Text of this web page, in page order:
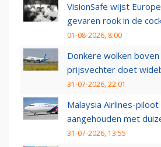
VisionSafe wijst
gevaren rook in de
01-08-2026, 8:00
Donkere wolken boven
prijsvechter doet
31-07-2026, 22:01
Malaysia Airlines-piloot
aangehouden met
31-07-2026, 13:55